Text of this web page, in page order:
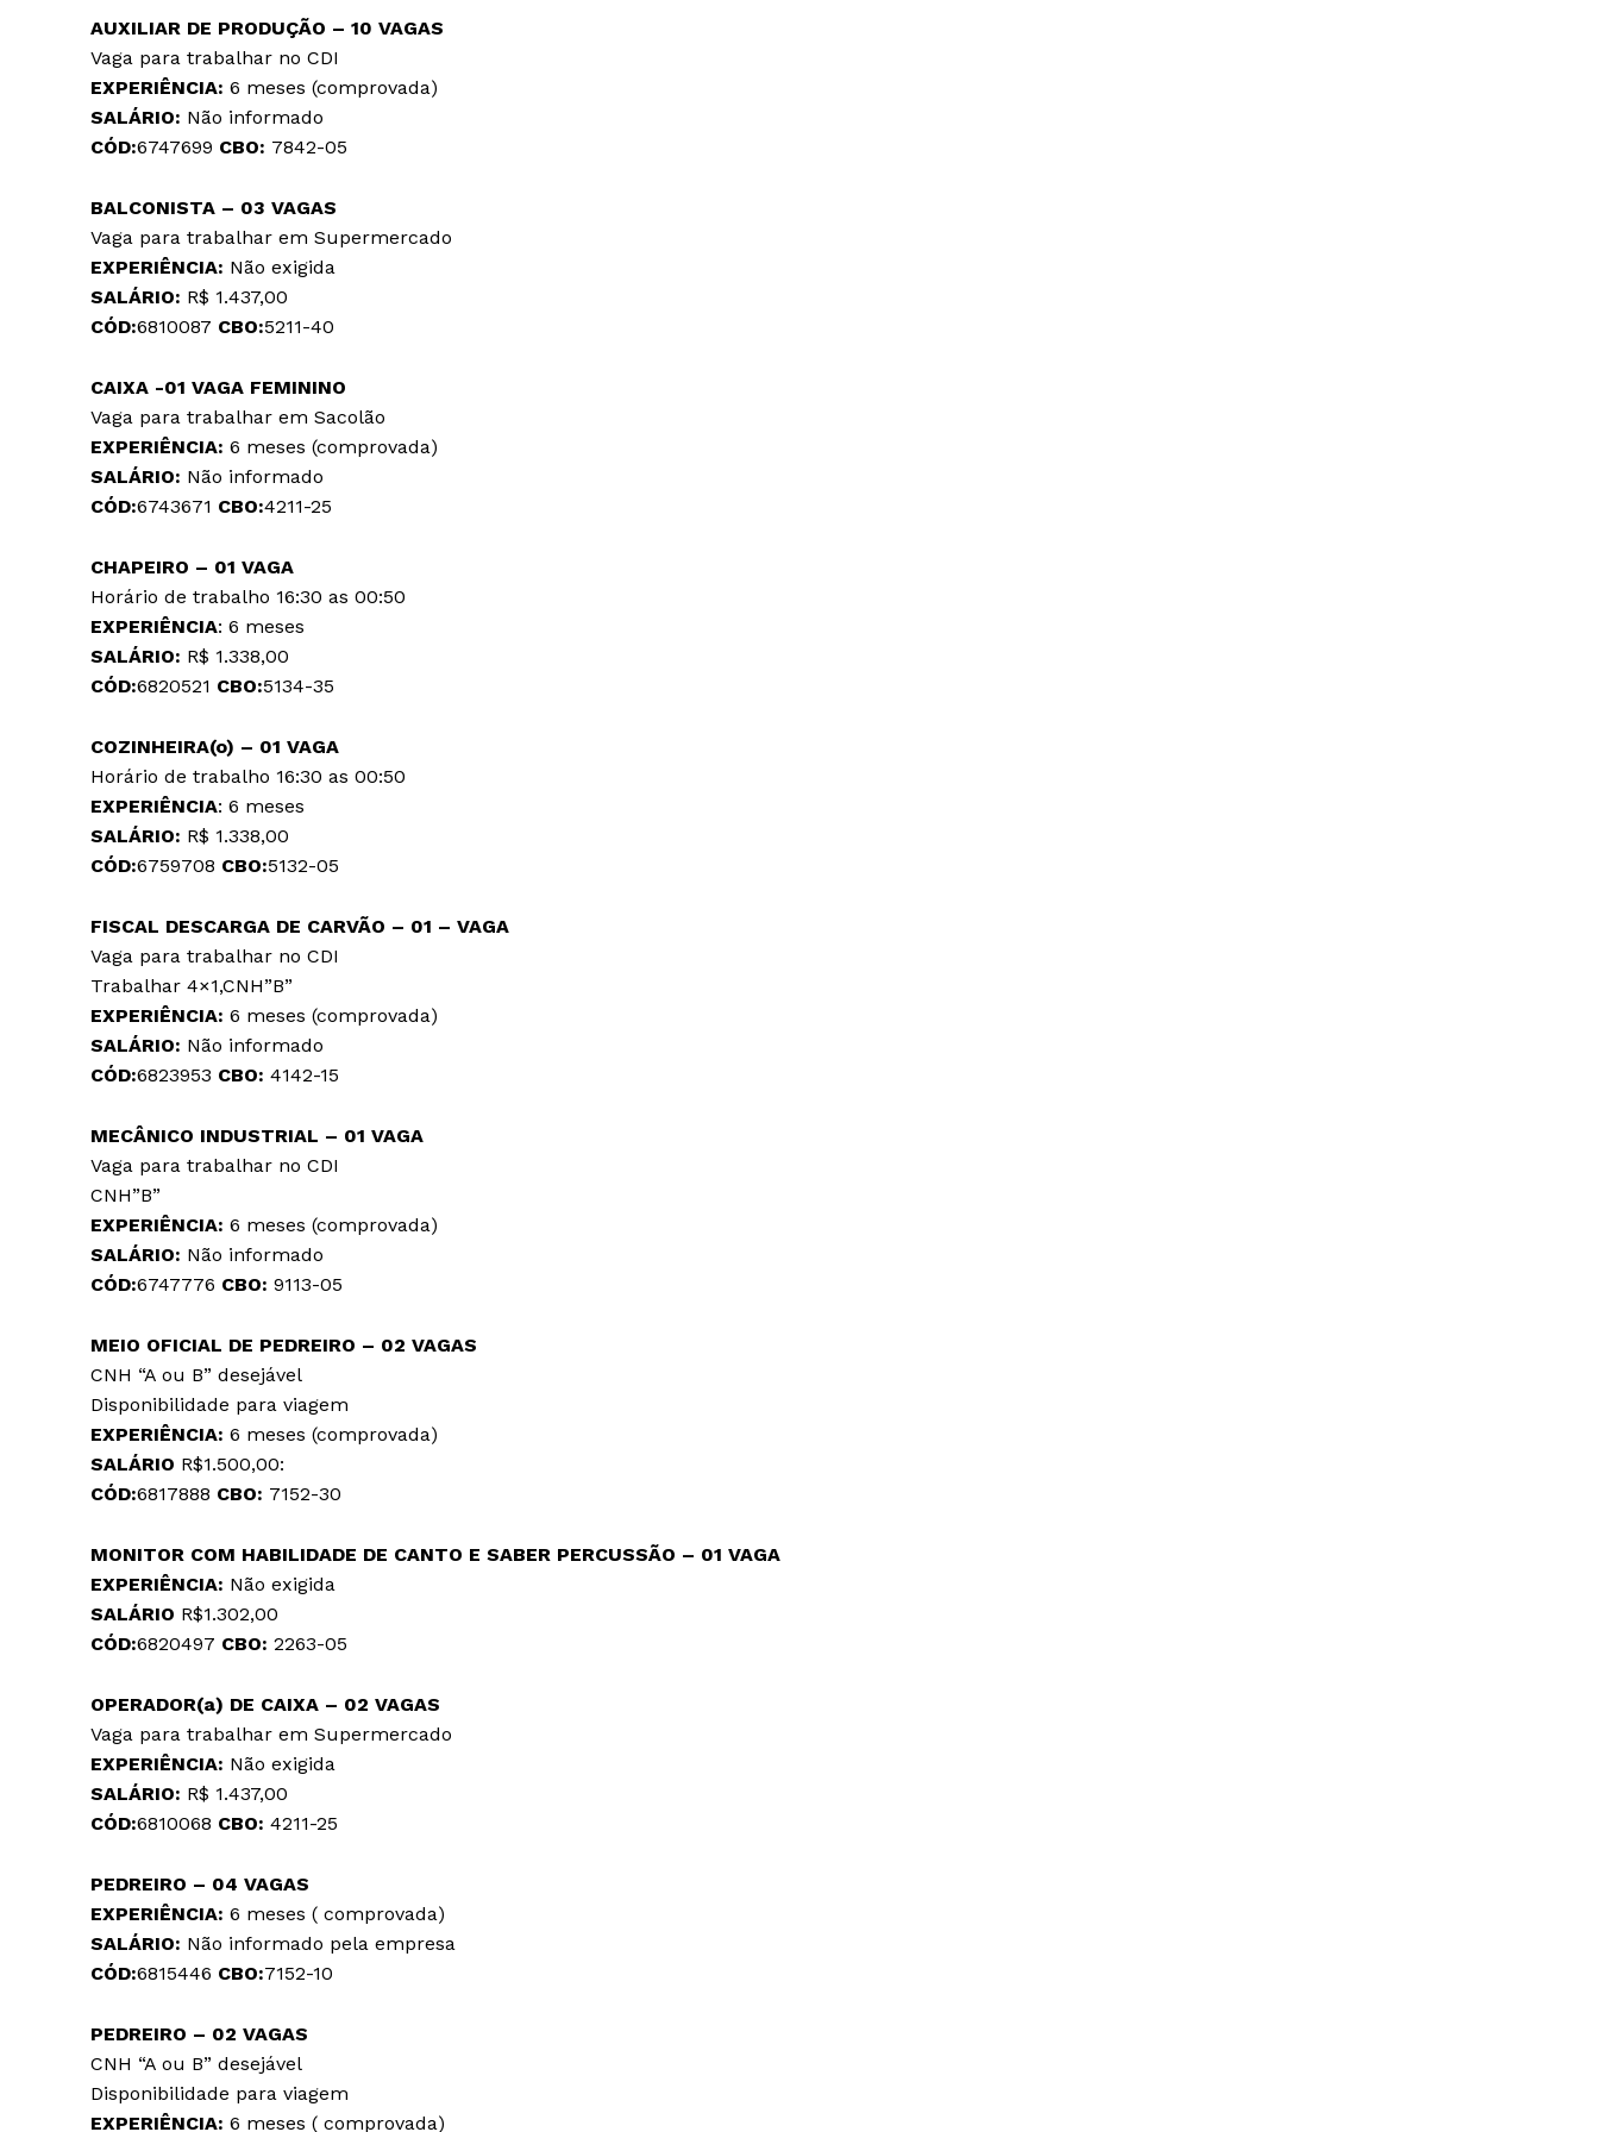
AUXILIAR DE PRODUÇÃO – 10 VAGAS
Vaga para trabalhar no CDI
EXPERIÊNCIA: 6 meses (comprovada)
SALÁRIO: Não informado
CÓD:6747699 CBO: 7842-05
BALCONISTA – 03 VAGAS
Vaga para trabalhar em Supermercado
EXPERIÊNCIA: Não exigida
SALÁRIO: R$ 1.437,00
CÓD:6810087 CBO:5211-40
CAIXA -01 VAGA FEMININO
Vaga para trabalhar em Sacolão
EXPERIÊNCIA: 6 meses (comprovada)
SALÁRIO: Não informado
CÓD:6743671 CBO:4211-25
CHAPEIRO – 01 VAGA
Horário de trabalho 16:30 as 00:50
EXPERIÊNCIA: 6 meses
SALÁRIO: R$ 1.338,00
CÓD:6820521 CBO:5134-35
COZINHEIRA(o) – 01 VAGA
Horário de trabalho 16:30 as 00:50
EXPERIÊNCIA: 6 meses
SALÁRIO: R$ 1.338,00
CÓD:6759708 CBO:5132-05
FISCAL DESCARGA DE CARVÃO – 01 – VAGA
Vaga para trabalhar no CDI
Trabalhar 4×1,CNH”B”
EXPERIÊNCIA: 6 meses (comprovada)
SALÁRIO: Não informado
CÓD:6823953 CBO: 4142-15
MECÂNICO INDUSTRIAL – 01 VAGA
Vaga para trabalhar no CDI
CNH”B”
EXPERIÊNCIA: 6 meses (comprovada)
SALÁRIO: Não informado
CÓD:6747776 CBO: 9113-05
MEIO OFICIAL DE PEDREIRO – 02 VAGAS
CNH “A ou B” desejável
Disponibilidade para viagem
EXPERIÊNCIA: 6 meses (comprovada)
SALÁRIO R$1.500,00:
CÓD:6817888 CBO: 7152-30
MONITOR COM HABILIDADE DE CANTO E SABER PERCUSSÃO – 01 VAGA
EXPERIÊNCIA: Não exigida
SALÁRIO R$1.302,00
CÓD:6820497 CBO: 2263-05
OPERADOR(a) DE CAIXA – 02 VAGAS
Vaga para trabalhar em Supermercado
EXPERIÊNCIA: Não exigida
SALÁRIO: R$ 1.437,00
CÓD:6810068 CBO: 4211-25
PEDREIRO – 04 VAGAS
EXPERIÊNCIA: 6 meses ( comprovada)
SALÁRIO: Não informado pela empresa
CÓD:6815446 CBO:7152-10
PEDREIRO – 02 VAGAS
CNH “A ou B” desejável
Disponibilidade para viagem
EXPERIÊNCIA: 6 meses ( comprovada)